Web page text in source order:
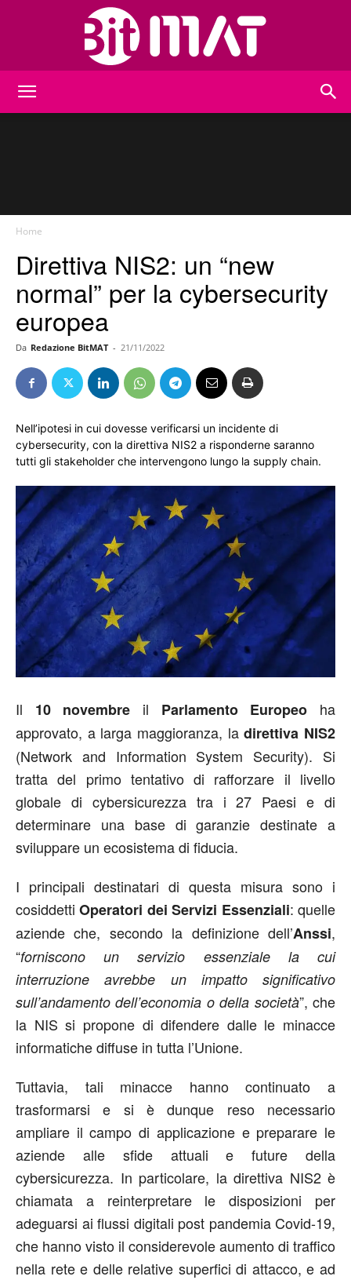
Home
Direttiva NIS2: un “new
normal” per la cybersecurity
europea
Da Redazione BitMAT - 21/11/2022
Nell’ipotesi in cui dovesse verificarsi un incidente di
cybersecurity, con la direttiva NIS2 a risponderne saranno
tutti gli stakeholder che intervengono lungo la supply chain.
Il 10 novembre il Parlamento Europeo ha
approvato, a larga maggioranza, ladirettiva NIS2
(Network and Information System Security). Si
tratta del primo tentativo di rafforzare il livello
globale di cybersicurezza tra i 27 Paesi e di
determinare una base di garanzie destinate a
sviluppare un ecosistema di fiducia.
I principali destinatari di questa misura sono i
cosiddettiOperatori dei Servizi Essenziali: quelle
aziende che, secondo la definizione dell’Anssi,
“forniscono un servizio essenziale la cui
interruzione avrebbe un impatto significativo
sull’andamento dell’economia o della società”, che
la NIS si propone di difendere dalle le minacce
informatiche diffuse in tutta l’Unione.
Tuttavia, tali minacce hanno continuato a
trasformarsi e si è dunque reso necessario
ampliare il campo di applicazione e preparare le
aziende alle sfide attuali e future della
cybersicurezza. In particolare, la direttiva NIS2 è
chiamata a reinterpretare le disposizioni per
adeguarsi ai flussi digitali post pandemia Covid-19,
che hanno visto il considerevole aumento di traffico
nella rete e delle relative superfici di attacco, e ad